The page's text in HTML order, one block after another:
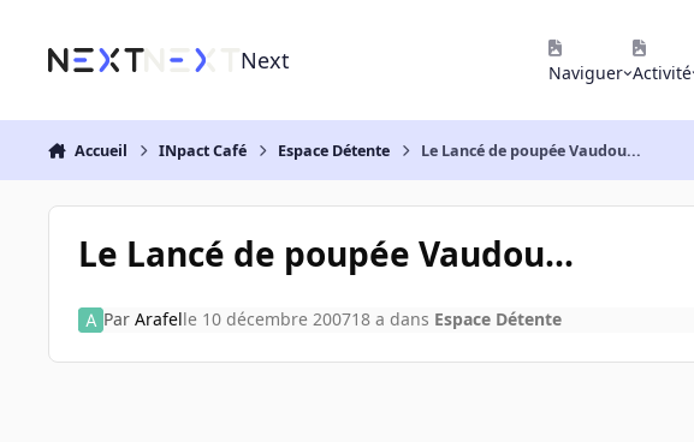
Next Naviguer Activité
Accueil INpact Café Espace Détente Le Lancé de poupée Vaudou...
Le Lancé de poupée Vaudou...
Par Arafelle 10 décembre 200718 a dans Espace Détente